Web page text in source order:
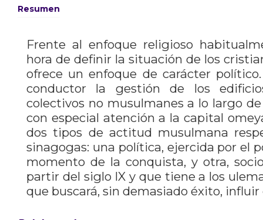
Resumen
Frente al enfoque religioso
hora de definir la situación de los
ofrece un enfoque de carácter
conductor la gestión de los
colectivos no musulmanes a lo largo de
con especial atención a la capital
dos tipos de actitud musulmana
sinagogas: una política, ejercida por el
momento de la conquista, y otra,
partir del siglo IX y que tiene a los
que buscará, sin demasiado éxito, influir